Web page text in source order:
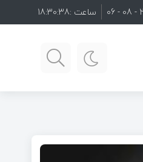
ساعت :18:30:39